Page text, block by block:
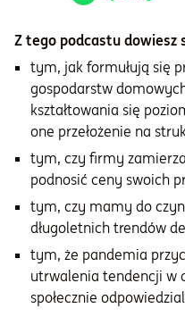
Z tego podcastu dowiesz
tym, jak formułują się
gospodarstw
kształtowania się
one przełożenie na
tym, czy firmy
podnosić ceny swoich
tym, czy mamy do
długoletnich trendów
tym, że pandemia
utrwalenia tendencji w
społecznie